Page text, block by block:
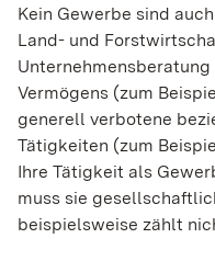
Kein Gewerbe sind
Land- und
Vermögens (zum
generell verbotene
Tätigkeiten (zum
Ihre Tätigkeit als
muss sie
beispielsweise zählt